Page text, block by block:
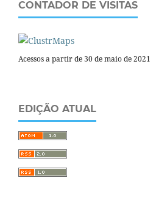
CONTADOR DE VISITAS
Acessos a partir de 30 de maio de 2021
EDIÇÃO ATUAL